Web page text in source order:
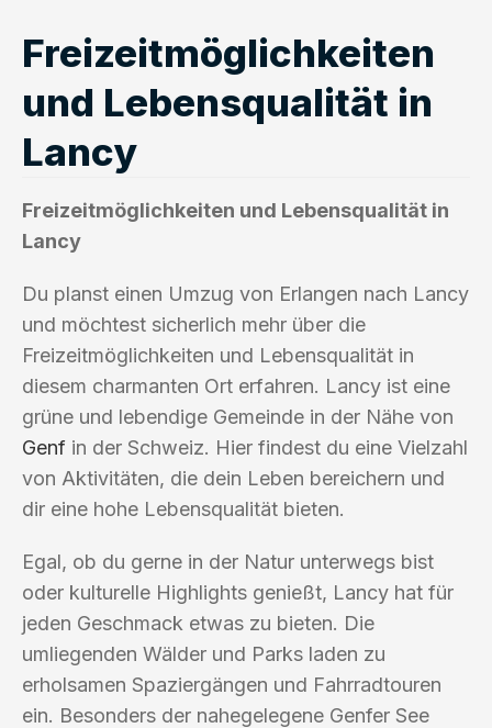
Freizeitmöglichkeiten
und Lebensqualität in
Lancy
Freizeitmöglichkeiten und Lebensqualität in
Lancy
Du planst einen Umzug von Erlangen nach Lancy
und möchtest sicherlich mehr über die
Freizeitmöglichkeiten und Lebensqualität in
diesem charmanten Ort erfahren. Lancy ist eine
grüne und lebendige Gemeinde in der Nähe von
Genf in der Schweiz. Hier findest du eine Vielzahl
von Aktivitäten, die dein Leben bereichern und
dir eine hohe Lebensqualität bieten.
Egal, ob du gerne in der Natur unterwegs bist
oder kulturelle Highlights genießt, Lancy hat für
jeden Geschmack etwas zu bieten. Die
umliegenden Wälder und Parks laden zu
erholsamen Spaziergängen und Fahrradtouren
ein. Besonders der nahegelegene Genfer See